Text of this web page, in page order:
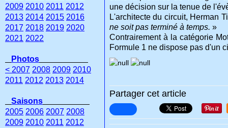
une décision sur la tenue de
L'architecte du circuit, Herman
ne soit pas terminé à temps. »
Contrairement à la catégorie
Formule 1 ne dispose pas d'un
Partager cet article
2009 2010 2011 2012
2013 2014 2015 2016
2017 2018 2019 2020
2021 2022
Photos
< 2007 2008 2009 2010
2011 2012 2013 2014
Saisons
2005 2006 2007 2008
2009 2010 2011 2012